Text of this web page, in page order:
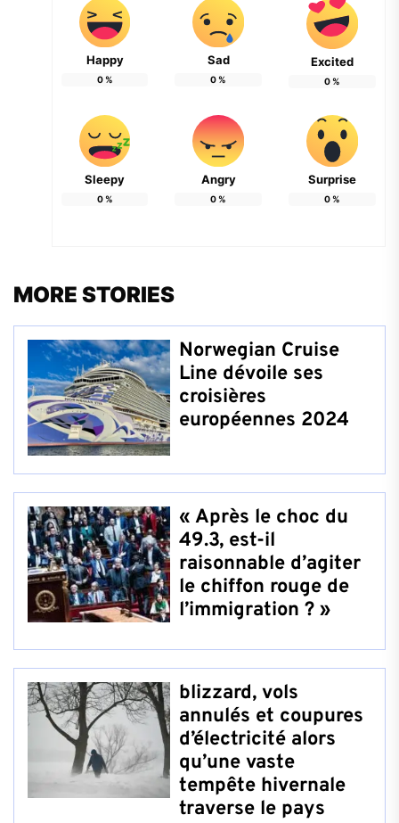
Happy
0%
Sad
0%
Excited
0%
Sleepy
0%
Angry
0%
Surprise
0%
MORE STORIES
Norwegian Cruise
Line dévoile ses
croisières
européennes 2024
« Après le choc du
49.3, est-il
raisonnable d’agiter
le chiffon rouge de
l’immigration ? »
blizzard, vols
annulés et coupures
d’électricité alors
qu’une vaste
tempête hivernale
traverse le pays